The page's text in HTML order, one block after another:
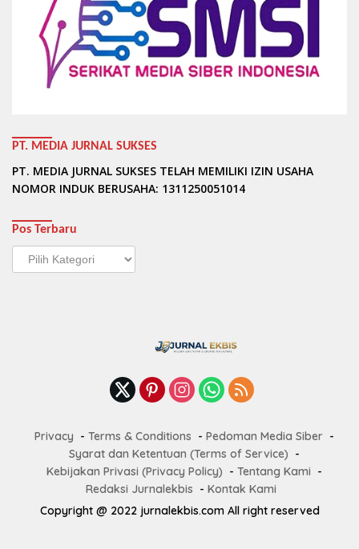
PT. MEDIA JURNAL SUKSES
PT. MEDIA JURNAL SUKSES TELAH MEMILIKI IZIN USAHA
NOMOR INDUK BERUSAHA: 1311250051014
Pos Terbaru
Pos
Terbaru
Privacy Terms & Conditions
Pedoman Media Siber
Syarat dan Ketentuan (Terms of Service)
Kebijakan Privasi (Privacy Policy)
Tentang Kami
Redaksi Jurnalekbis
Kontak Kami
Copyright @ 2022 jurnalekbis.com All right reserved